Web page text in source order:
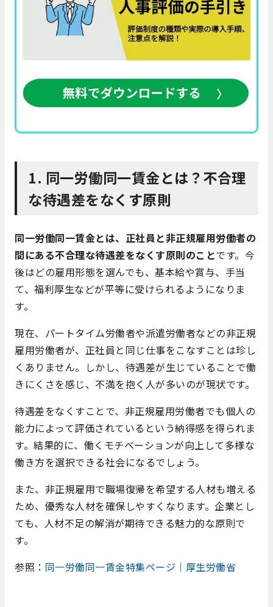
1. 同一労働同一賃金とは？不合理
な待遇差をなくす原則
同一労働同一賃金とは、正社員と非正規雇用労働者の
間にある不合理な待遇差をなくす原則のことです。今
後はどの雇用形態を選んでも、基本給や賞与、手当
て、福利厚生などが平等に受けられるようになりま
す。
現在、パートタイム労働者や派遣労働者などの非正規
雇用労働者が、正社員と同じ仕事をこなすことは珍し
くありません。しかし、待遇差が生じていることで働
きにくさを感じ、不満を抱く人が多いのが現状です。
待遇差をなくすことで、非正規雇用労働者でも個人の
能力によって評価されているという納得感を得られま
す。結果的に、働くモチベーションが向上して多様な
働き方を選択できる社会になるでしょう。
また、非正規雇用で職場復帰を希望する人材も増える
ため、優秀な人材を確保しやすくなります。企業とし
ても、人材不足の解消が期待できる魅力的な原則で
す。
参照： 同一労働同一賃金特集ページ｜厚生労働省